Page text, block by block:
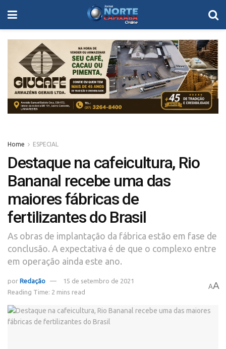
Home ESPECIAL
Destaque na cafeicultura, Rio
Bananal recebe uma das
maiores fábricas de
fertilizantes do Brasil
As obras de implantação da fábrica estão em fase de
conclusão. A expectativa é de que o complexo entre
em operação ainda este ano.
por Redação
15 de setembro de 2021
Reading Time: 2 mins read
AA